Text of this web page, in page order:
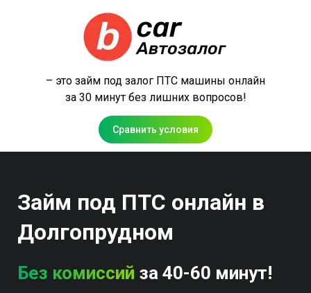
– это займ под залог ПТС машины онлайн
за 30 минут без лишних вопросов!
Сравнить условия
Займ под ПТС онлайн в
Долгопрудном
Без комиссий за 40-60 минут!